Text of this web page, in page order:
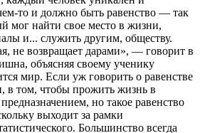
то и должно быть равенство — так
мог найти свое место в жизни,
и... служить другим, обществу.
не возвращает дарами», — говорит в
объясняя своему ученику
мир. Если уж говорить о равенстве
в том, чтобы прожить жизнь в
но такое равенство
выходит за рамки
Большинство всегда